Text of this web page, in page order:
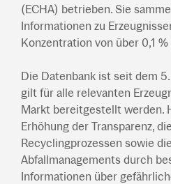
(ECHA) betrieben. Sie
Informationen zu
Konzentration von über 0,1
Die Datenbank ist seit dem
gilt für alle relevanten
Markt bereitgestellt werden.
Erhöhung der Transparenz,
Recyclingprozessen sowie
Abfallmanagements durch
Informationen über